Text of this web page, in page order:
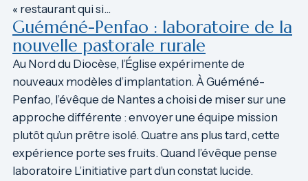
« restaurant qui si…
Guéméné-Penfao : laboratoire de la
nouvelle pastorale rurale
Au Nord du Diocèse, l’Église expérimente de
nouveaux modèles d’implantation. À Guéméné-
Penfao, l’évêque de Nantes a choisi de miser sur une
approche différente : envoyer une équipe mission
plutôt qu’un prêtre isolé. Quatre ans plus tard, cette
expérience porte ses fruits. Quand l’évêque pense
laboratoire L’initiative part d’un constat lucide.